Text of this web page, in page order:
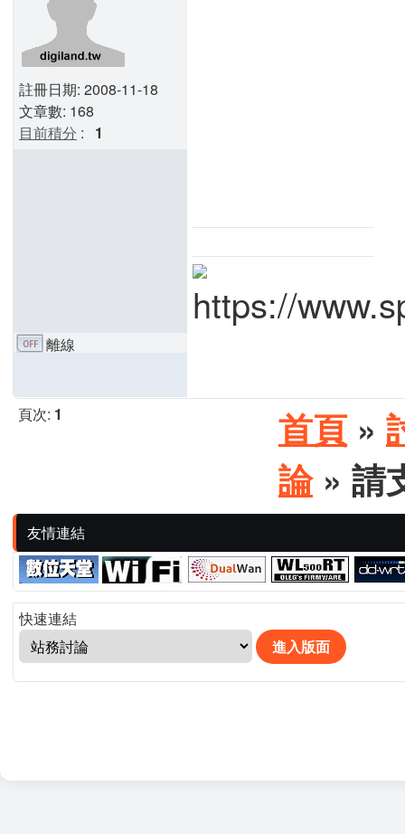
註冊日期: 2008-11-18
文章數: 168
目前積分 : 1
離線
頁次: 1 首頁 »
論» 請
友情連結
快速連結